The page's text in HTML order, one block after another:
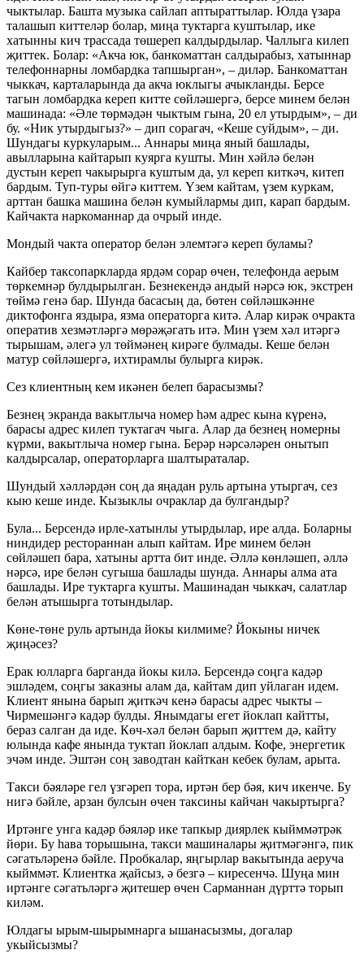
чыктылар. Башта музыка сайлап аптыраттылар. Юлда үзара
талашып киттеләр болар, миңа туктарга куштылар, ике
хатынны кич трассада төшереп калдырдылар. Чаллыга килеп
җиттек. Болар: «Акча юк, банкоматтан салдырабыз, хатыннар
телефоннарны ломбардка тапшырган», – диләр. Банкоматтан
чыккач, карталарында да акча юклыгы ачыкланды. Берсе
тагын ломбардка кереп китте сөйләшергә, берсе минем белән
машинада: «Әле төрмәдән чыктым гына, 20 ел утырдым», – ди
бу. «Ник утырдыгыз?» – дип сорагач, «Кеше суйдым», – ди.
Шундагы куркуларым... Аннары миңа яный башлады,
авылларына кайтарып куярга кушты. Мин хәйлә белән
дустын кереп чакырырга куштым да, ул кереп киткәч, китеп
бардым. Туп-туры өйгә киттем. Үзем кайтам, үзем куркам,
арттан башка машина белән кумыйлармы дип, карап бардым.
Кайчакта наркоманнар да очрый инде.
Мондый чакта оператор белән элемтәгә кереп буламы?
Кайбер таксопаркларда ярдәм сорар өчен, телефонда аерым
төркемнәр булдырылган. Безнекендә андый нәрсә юк, экстрен
төймә генә бар. Шунда басасың да, бөтен сөйләшкәнне
диктофонга яздыра, язма операторга китә. Алар кирәк очракта
оператив хезмәтләргә мөрәҗәгать итә. Мин үзем хәл итәргә
тырышам, әлегә ул төймәнең кирәге булмады. Кеше белән
матур сөйләшергә, ихтирамлы булырга кирәк.
Сез клиентның кем икәнен белеп барасызмы?
Безнең экранда вакытлыча номер һәм адрес кына күренә,
барасы адрес килеп туктагач чыга. Алар да безнең номерны
күрми, вакытлыча номер гына. Берәр нәрсәләрен онытып
калдырсалар, операторларга шалтыраталар.
Шундый хәлләрдән соң да яңадан руль артына утыргач, сез
кыю кеше инде. Кызыклы очраклар да булгандыр?
Була... Берсендә ирле-хатынлы утырдылар, ире алда. Боларны
ниндидер рестораннан алып кайтам. Ире минем белән
сөйләшеп бара, хатыны артта бит инде. Әллә көнләшеп, әллә
нәрсә, ире белән сугыша башлады шунда. Аннары алма ата
башлады. Ире туктарга кушты. Машинадан чыккач, салатлар
белән атышырга тотындылар.
Көне-төне руль артында йокы килмиме? Йокыны ничек
җиңәсез?
Ерак юлларга барганда йокы килә. Берсендә соңга кадәр
эшләдем, соңгы заказны алам да, кайтам дип уйлаган идем.
Клиент янына барып җиткәч кенә барасы адрес чыкты –
Чирмешәнгә кадәр булды. Янымдагы егет йоклап кайтты,
бераз салган да иде. Көч-хәл белән барып җиттем дә, кайту
юлында кафе янында туктап йоклап алдым. Кофе, энергетик
эчәм инде. Эштән соң заводтан кайткан кебек булам, арыта.
Такси бәяләре гел үзгәреп тора, иртән бер бәя, кич икенче. Бу
нигә бәйле, арзан булсын өчен таксины кайчан чакыртырга?
Иртәнге унга кадәр бәяләр ике тапкыр диярлек кыйммәтрәк
йөри. Бу һава торышына, такси машиналары җитмәгәнгә, пик
сәгатьләренә бәйле. Пробкалар, яңгырлар вакытында аеруча
кыйммәт. Клиентка җайсыз, ә безгә – киресенчә. Шуңа мин
иртәнге сәгатьләргә җитешер өчен Сарманнан дүрттә торып
киләм.
Юлдагы ырым-шырымнарга ышанасызмы, догалар
укыйсызмы?